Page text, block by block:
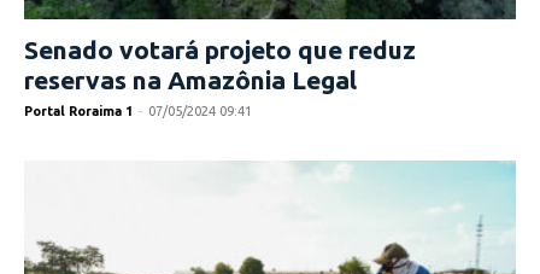
Senado votará projeto que reduz
reservas na Amazônia Legal
Portal Roraima 1 - 07/05/2024 09:41